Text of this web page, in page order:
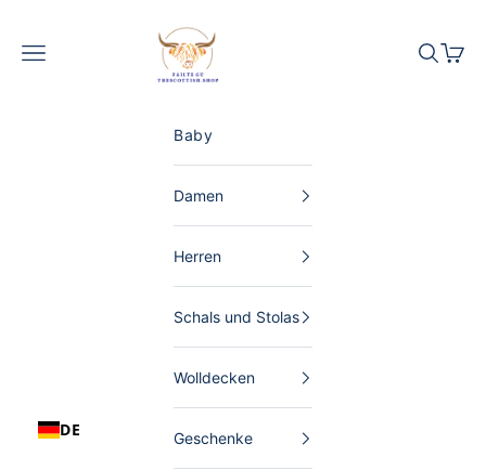
The Scottish Shop Deutschland
DE
Menü Suchen
Baby
Damen
Herren
Schals und Stolas
Wolldecken
Geschenke